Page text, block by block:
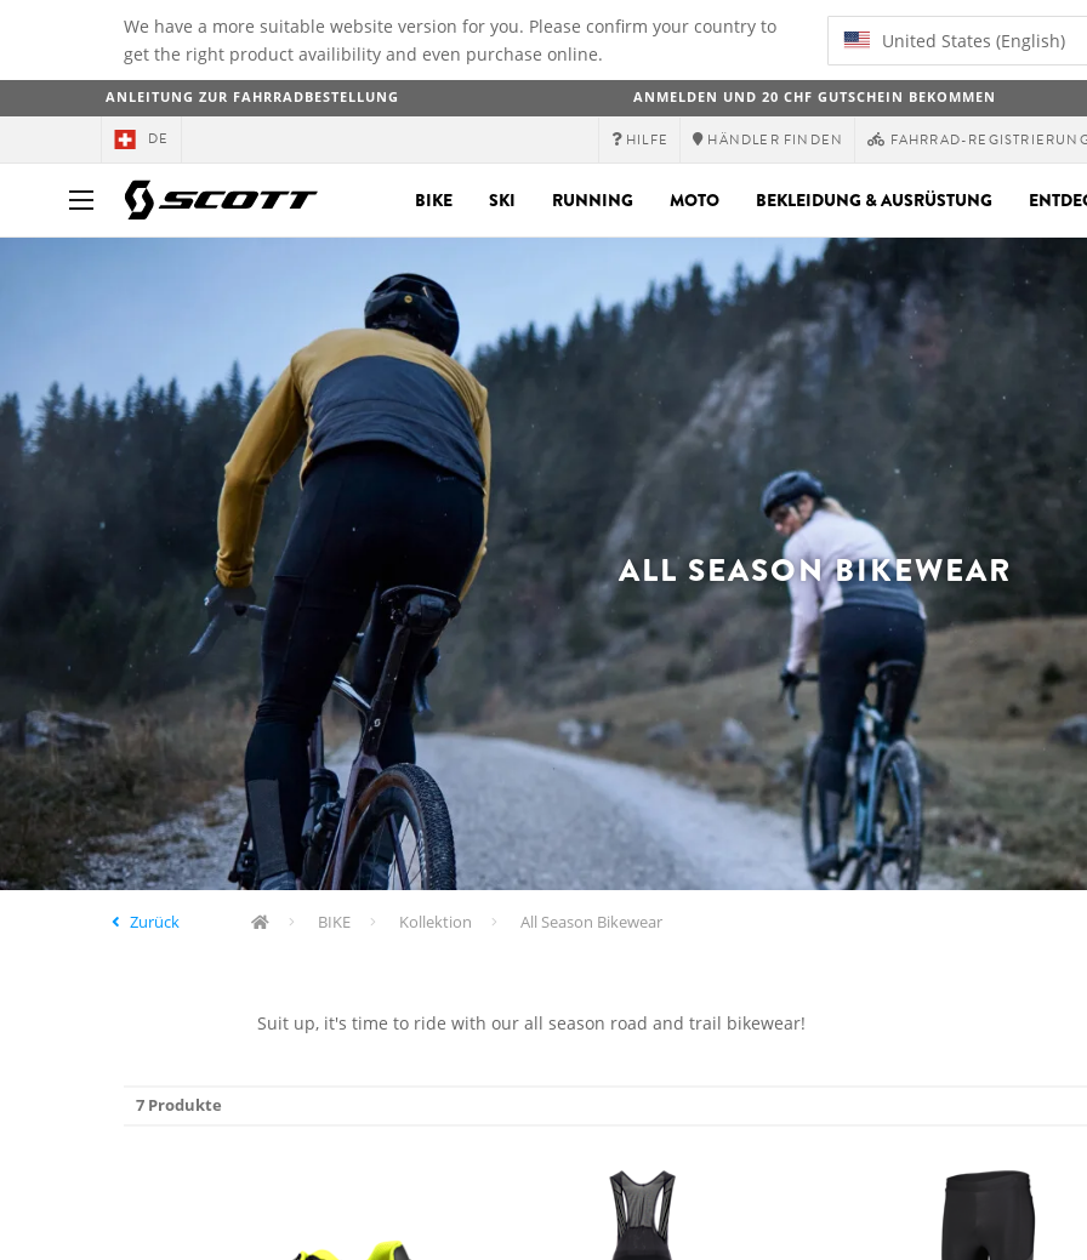
We have a more suitable website version for you. Please confirm your country to
get the right product availibility and even purchase online.
United States (English)
ANLEITUNG ZUR FAHRRADBESTELLUNG ANMELDEN UND 20 CHF GUTSCHEIN BEKOMMEN
DE HILFE HÄNDLER FINDEN FAHRRAD-
BIKE SKI RUNNING MOTO BEKLEIDUNG & AUSRÜSTUNG
ALL SEASON BIKEWEAR
Zurück BIKE Kollektion All Season Bikewear
Suit up, it's time to ride with our all season road and trail bikewear!
7 Produkte